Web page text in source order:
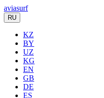
aviasurf
RU
KZ
BY
UZ
KG
EN
GB
DE
ES